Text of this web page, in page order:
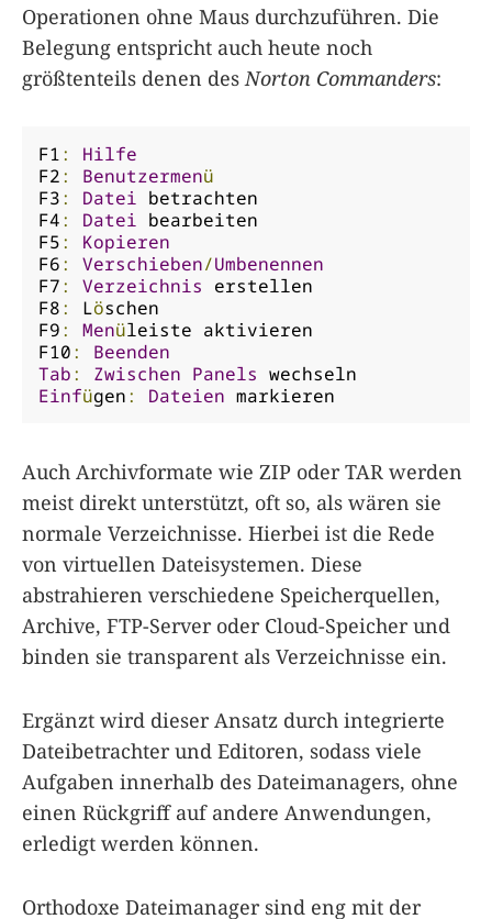
Operationen ohne Maus durchzuführen. Die
Belegung entspricht auch heute noch
größtenteils denen des Norton Commanders:
F1:
Hilfe
F2: Benutzermenü
F3: Datei betrachten
F4: Datei bearbeiten
F5:
Kopieren
F6: Verschieben/Umbenennen
F7: Verzeichnis erstellen
F8: Löschen
F9: Menüleiste aktivieren
F10:
Beenden
Tab: Zwischen Panels
Einfügen: Dateien markieren
Auch Archivformate wie ZIP oder TAR werden
meist direkt unterstützt, oft so, als wären sie
normale Verzeichnisse. Hierbei ist die Rede
von virtuellen Dateisystemen. Diese
abstrahieren verschiedene Speicherquellen,
Archive, FTP-Server oder Cloud-Speicher und
binden sie transparent als Verzeichnisse ein.
Ergänzt wird dieser Ansatz durch integrierte
Dateibetrachter und Editoren, sodass viele
Aufgaben innerhalb des Dateimanagers, ohne
einen Rückgriff auf andere Anwendungen,
erledigt werden können.
Orthodoxe Dateimanager sind eng mit der